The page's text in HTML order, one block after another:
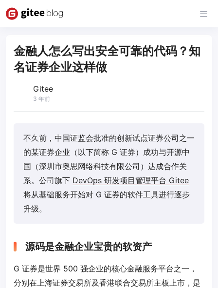
金融人怎么写出安全可靠的代码？知
名证券企业这样做
Gitee
3 年前
不久前，中国证监会批准的创新试点证券公司之一
的某证券企业（以下简称 G 证券）成功与开源中
国（深圳市奥思网络科技有限公司）达成合作关
系。公司旗下 DevOps 研发项目管理平台 Gitee
将从基础服务开始对 G 证券的软件工具进行逐步
升级。
源码是金融企业宝贵的软资产
G 证券是世界 500 强企业的核心金融服务平台之一，
分别在上海证券交易所及香港联合交易所主板上市，是